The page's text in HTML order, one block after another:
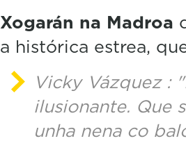
Xogarán na Madroa
a histórica estrea,
Vicky Vázquez :
ilusionante. Que
unha nena co